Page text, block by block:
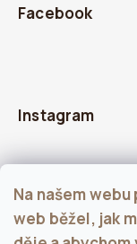
Na našem
web běžel, jak
Facebook
Instagram